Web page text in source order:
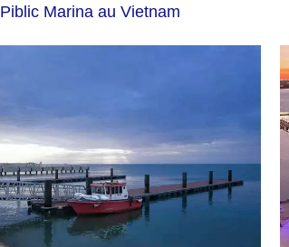
Piblic Marina au Vietnam